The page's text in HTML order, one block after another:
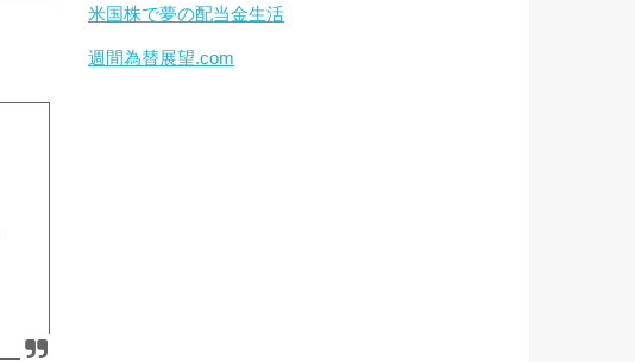
米国株で夢の配当金生活
週間為替展望.com